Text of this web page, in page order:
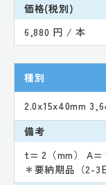
価格(税別)
6,880 円 / 本
種別
2.0x15x40mm
備考
t= 2（mm） A=
＊要納期品（2-3